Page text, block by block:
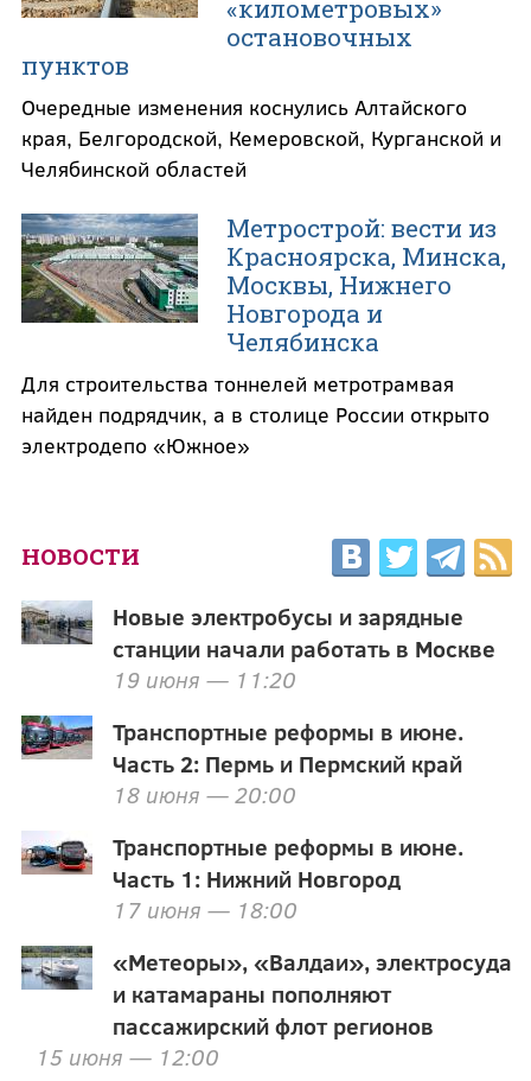
«километровых»
остановочных
пунктов
Очередные изменения коснулись Алтайского
края, Белгородской, Кемеровской, Курганской и
Челябинской областей
Метрострой: вести из
Красноярска, Минска,
Москвы, Нижнего
Новгорода и
Челябинска
Для строительства тоннелей метротрамвая
найден подрядчик, а в столице России открыто
электродепо «Южное»
НОВОСТИ
Новые электробусы и зарядные
станции начали работать в Москве
19 июня — 11:20
Транспортные реформы в июне.
Часть 2: Пермь и Пермский край
18 июня — 20:00
Транспортные реформы в июне.
Часть 1: Нижний Новгород
17 июня — 18:00
«Метеоры», «Валдаи», электросуда
и катамараны пополняют
пассажирский флот регионов
15 июня — 12:00